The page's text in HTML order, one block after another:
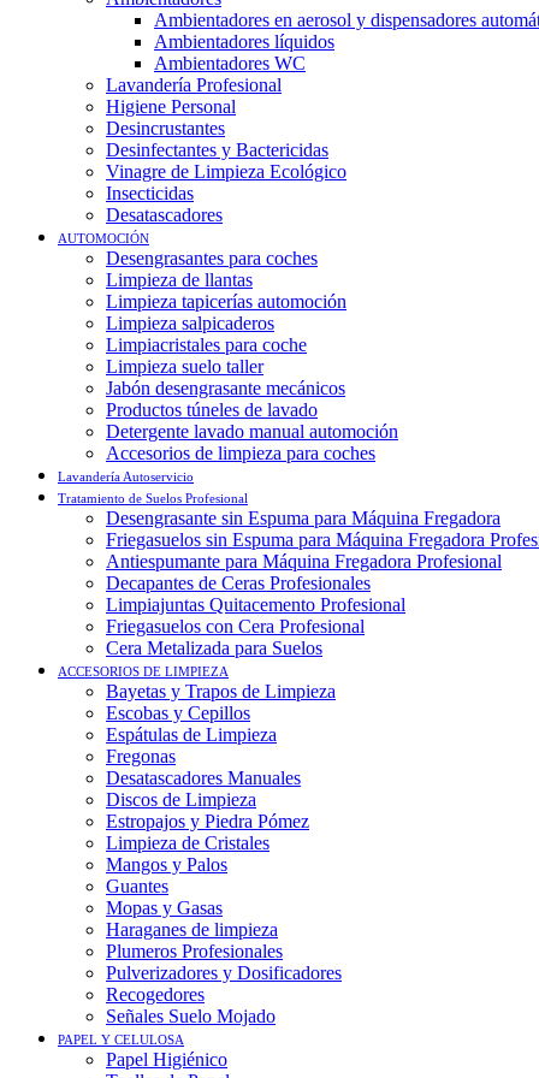
Ambientadores en aerosol y dispensadores
Ambientadores líquidos
Ambientadores WC
Lavandería Profesional
Higiene Personal
Desincrustantes
Desinfectantes y Bactericidas
Vinagre de Limpieza Ecológico
Insecticidas
Desatascadores
AUTOMOCIÓN
Desengrasantes para coches
Limpieza de llantas
Limpieza tapicerías automoción
Limpieza salpicaderos
Limpiacristales para coche
Limpieza suelo taller
Jabón desengrasante mecánicos
Productos túneles de lavado
Detergente lavado manual automoción
Accesorios de limpieza para coches
Lavandería Autoservicio
Tratamiento de Suelos Profesional
Desengrasante sin Espuma para Máquina Fregadora
Friegasuelos sin Espuma para Máquina Fregadora
Antiespumante para Máquina Fregadora Profesional
Decapantes de Ceras Profesionales
Limpiajuntas Quitacemento Profesional
Friegasuelos con Cera Profesional
Cera Metalizada para Suelos
ACCESORIOS DE LIMPIEZA
Bayetas y Trapos de Limpieza
Escobas y Cepillos
Espátulas de Limpieza
Fregonas
Desatascadores Manuales
Discos de Limpieza
Estropajos y Piedra Pómez
Limpieza de Cristales
Mangos y Palos
Guantes
Mopas y Gasas
Haraganes de limpieza
Plumeros Profesionales
Pulverizadores y Dosificadores
Recogedores
Señales Suelo Mojado
PAPEL Y CELULOSA
Papel Higiénico